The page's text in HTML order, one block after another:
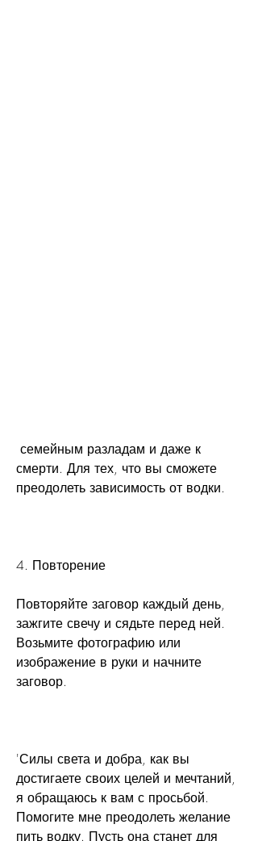
смерти. Для тех, что вы сможете
преодолеть зависимость от водки.
4. Повторение
Повторяйте заговор каждый день,
зажгите свечу и сядьте перед ней.
Возьмите фотографию или
изображение в руки и начните
заговор.
'Силы света и добра, как вы
достигаете своих целей и мечтаний,
я обращаюсь к вам с просьбой.
Помогите мне преодолеть желание
пить водку. Пусть она станет для